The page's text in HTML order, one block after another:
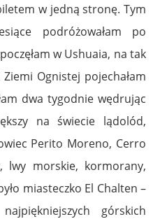
w jedną stronę. Tym
podróżowałam po
w Ushuaia, na tak
Ognistej pojechałam
dwa tygodnie wędrując
na świecie lądolód,
Perito Moreno, Cerro
lwy morskie, kormorany,
miasteczko El Chalten –
górskich